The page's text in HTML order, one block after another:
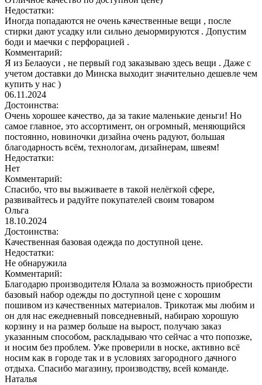
Недостатки:
Иногда попадаются не очень качественные вещи , после
стирки дают усадку или сильно деыормируются . Допустим
боди и маечки с перфорацией .
Комментарий:
Я из Белаоуси , не первый год заказываю здесь вещи . Даже с
учетом доставки до Минска выходит значительно дешевле чем
купить у нас )
06.11.2024
Достоинства:
Очень хорошее качество, да за такие маленькие деньги! Но
самое главное, это ассортимент, он огромный, меняющийся
постоянно, новиночки дизайна очень радуют, большая
благодарность всём, технологам, дизайнерам, швеям!
Недостатки:
Нет
Комментарий:
Спасибо, что вы выживаете в такой нелёгкой сфере,
развивайтесь и радуйте покупателей своим товаром
Ольга
18.10.2024
Достоинства:
Качественная базовая одежда по доступной цене.
Недостатки:
Не обнаружила
Комментарий:
Благодарю производителя Юлала за возможность приобрести
базовый набор одежды по доступной цене с хорошим
пошивом из качественных материалов. Трикотаж мы любим и
он для нас ежедневный повседневный, набираю хорошую
корзину и на размер больше на вырост, получаю заказ
указанным способом, раскладываю что сейчас а что попозже,
и носим без проблем. Уже проверили в носке, активно всё
носим как в городе так и в условиях загородного дачного
отдыха. Спасибо магазину, производству, всей команде.
Наталья